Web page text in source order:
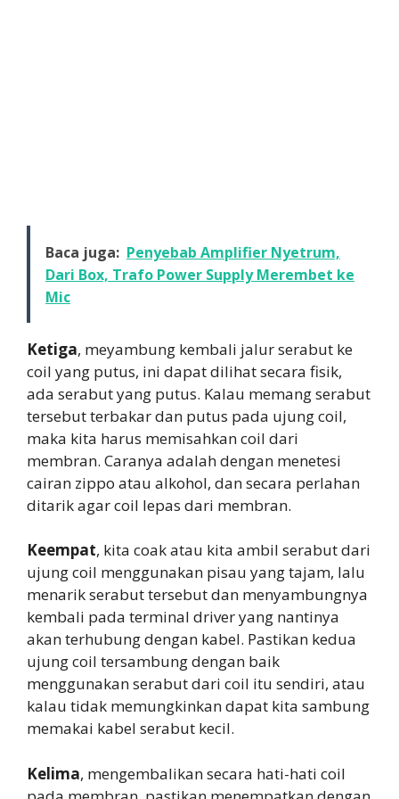
Baca juga: Penyebab Amplifier Nyetrum,
Dari Box, Trafo Power Supply Merembet ke
Mic
Ketiga, meyambung kembali jalur serabut ke
coil yang putus, ini dapat dilihat secara fisik,
ada serabut yang putus. Kalau memang serabut
tersebut terbakar dan putus pada ujung coil,
maka kita harus memisahkan coil dari
membran. Caranya adalah dengan menetesi
cairan zippo atau alkohol, dan secara perlahan
ditarik agar coil lepas dari membran.
Keempat, kita coak atau kita ambil serabut dari
ujung coil menggunakan pisau yang tajam, lalu
menarik serabut tersebut dan menyambungnya
kembali pada terminal driver yang nantinya
akan terhubung dengan kabel. Pastikan kedua
ujung coil tersambung dengan baik
menggunakan serabut dari coil itu sendiri, atau
kalau tidak memungkinkan dapat kita sambung
memakai kabel serabut kecil.
Kelima, mengembalikan secara hati-hati coil